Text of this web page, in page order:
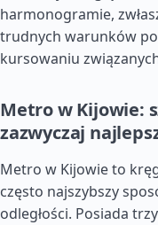
harmonogramie,
trudnych warunków
kursowaniu
Metro w Kijowie:
zazwyczaj
Metro w Kijowie to
często najszybszy
odległości. Posiada